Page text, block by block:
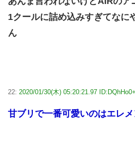
1クールに詰め込みすぎてなに
ん
22: 2020/01/30(木) 05:20:21.97
甘ブリで一番可愛いのはエレ